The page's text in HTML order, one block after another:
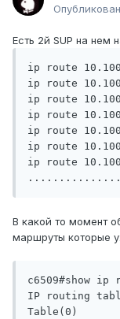
Есть 2й SUP на нем
ip route
ip route
ip route
ip route
ip route
ip route
ip route
В какой то момент
маршруты которые
c6509#show ip
IP routing
Table(0)